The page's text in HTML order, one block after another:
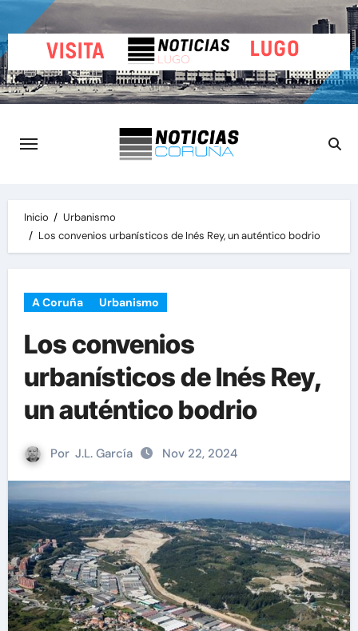
al
contenido
Inicio
Urbanismo
Los convenios urbanísticos de Inés Rey, un auténtico bodrio
A Coruña Urbanismo
Los convenios
urbanísticos de Inés Rey,
un auténtico bodrio
Por J.L. García Nov 22, 2024